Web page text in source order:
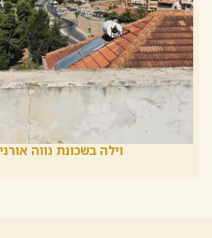
וילה בשכונת נווה אורנים